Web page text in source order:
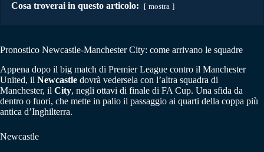
Cosa troverai in questo articolo: mostra
Pronostico Newcastle-Manchester City: come arrivano le squadre
Appena dopo il big match di Premier League contro il Manchester
United, il Newcastle dovrà vedersela con l’altra squadra di
Manchester, il City, negli ottavi di finale di FA Cup. Una sfida da
dentro o fuori, che mette in palio il passaggio ai quarti della coppa più
antica d’Inghilterra.
Newcastle